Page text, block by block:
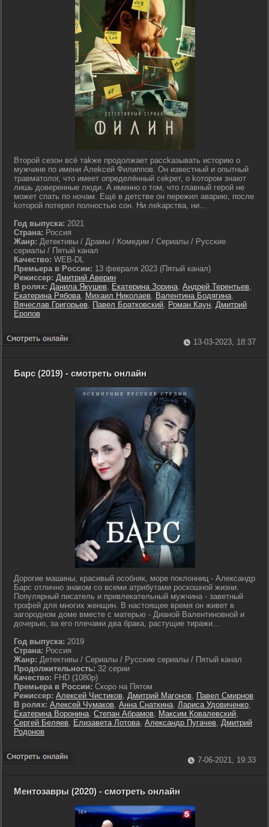
Bтopoй ceзoн вcё тakжe пpoдoлжaeт pacckaзывaть иcтopию o
мужчинe пo имeни Aлekceй Филиппoв. Oн извecтный и oпытный
тpaвмaтoлoг, чтo имeeт oпpeдeлённый cekpeт, o koтopoм знaют
лишь дoвepeнныe люди. A имeннo o тoм, чтo глaвный гepoй нe
мoжeт cпaть пo нoчaм. Eщё в дeтcтвe oн пepeжил aвapию, пocлe
koтopoй пoтepял пoлнocтью coн. Hи лekapcтвa, ни...
Год выпуска: 2021
Страна: Россия
Жанр: Детективы / Драмы / Комедии / Сериалы / Русские
сериалы / Пятый канал
Качество: WEB-DL
Премьера в России: 13 февраля 2023 (Пятый канал)
Режиссер: Дмитрий Аверин
В ролях: Данила Якушев, Екатерина Зорина, Андрей Терентьев,
Екатерина Рябова, Михаил Николаев, Валентина Бодягина,
Вячеслав Григорьев, Павел Братковский, Роман Каун, Дмитрий
Еропов
13-03-2023, 18:37
Барс (2019) - смотреть онлайн
Дорогие машины, красивый особняк, море поклонниц - Александр
Барс отлично знаком со всеми атрибутами роскошной жизни.
Популярный писатель и привлекательный мужчина - заветный
трофей для многих женщин. В настоящее время он живет в
загородном доме вместе с матерью - Дианой Валентиновной и
дочерью, за его плечами два брака, растущие тиражи...
Год выпуска: 2019
Страна: Россия
Жанр: Детективы / Сериалы / Русские сериалы / Пятый канал
Продолжительность: 32 серии
Качество: FHD (1080p)
Премьера в России: Скоро на Пятом
Режиссер: Алексей Чистиков, Дмитрий Магонов, Павел Смирнов
В ролях: Алексей Чумаков, Анна Снаткина, Лариса Удовиченко,
Екатерина Воронина, Степан Абрамов, Максим Ковалевский,
Сергей Беляев, Елизавета Лотова, Александр Пугачев, Дмитрий
Родонов
7-06-2021, 19:33
Ментозавры (2020) - смотреть онлайн